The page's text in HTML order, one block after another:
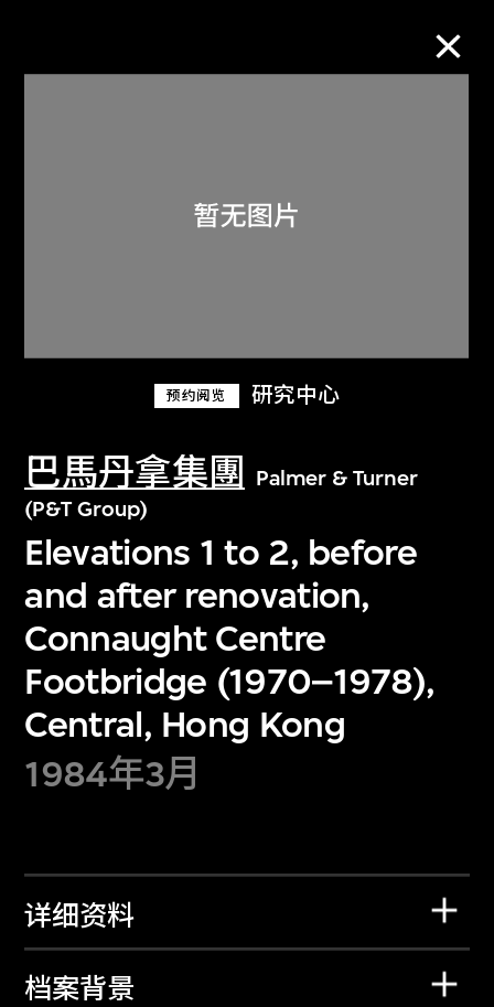
预约阅览 研究中心
巴馬丹拿集團
Palmer & Turner
(P&T Group)
Elevations 1 to 2, before
and after renovation,
Connaught Centre
Footbridge (1970–1978),
Central, Hong Kong
1984年3月
详细资料
档案背景
关于M+藏品
探索世界顶级的二十及二十一世纪视觉
文化藏品。